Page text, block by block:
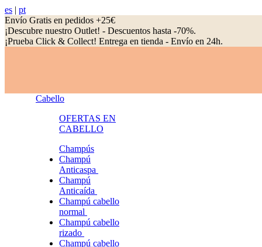
es | pt
Envío Gratis en pedidos +25€
¡Descubre nuestro Outlet! - Descuentos hasta -70%.
¡Prueba Click & Collect! Entrega en tienda - Envío en 24h.
Cabello
OFERTAS EN
CABELLO
Champús
Champú
Anticaspa
Champú
Anticaída
Champú cabello
normal
Champú cabello
rizado
Champú cabello